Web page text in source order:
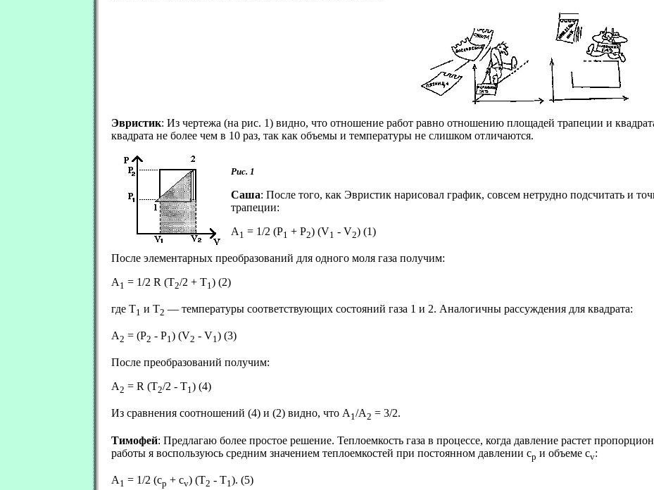
Эвристик: Из чертежа (на рис. 1) видно, что отношение работ равно отношению площадей трапеции и
квадрата не более чем в 10 раз, так как объемы и температуры не слишком отличаются.
Рис. 1
Саша: После того, как Эвристик нарисовал график, совсем нетрудно подсчитать и
трапеции:
А 1 = 1/2 (Р1 + Р2) (V1 - V2) (1)
После элементарных преобразований для одного моля газа получим:
А 1 = 1/2 R (T2/2 + T1 ) (2)
где Т1 и Т2 — температуры соответствующих состояний газа 1 и 2. Аналогичны рассуждения для квадрата:
А2 = (Р2 - Р1) (V2 - V1) (3)
После преобразований получим:
А2 = R (T2/2 - T1) (4)
Из сравнения соотношений (4) и (2) видно, что А1/А2 = 3/2.
Тимофей: Предлагаю более простое решение. Теплоемкость газа в процессе, когда давление растет
работы я воспользуюсь средним значением теплоемкостей при постоянном давлении сp и объеме сv:
А 1 = 1/2 (cp + cv) (T2 - T1). (5)